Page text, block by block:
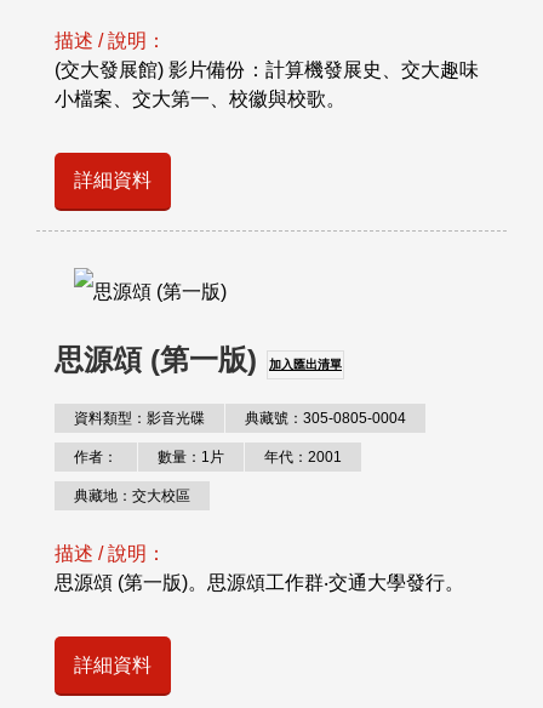
描述 / 說明：
(交大發展館) 影片備份：計算機發展史、交大趣味
小檔案、交大第一、校徽與校歌。
詳細資料
思源頌 (第一版) 加入匯出清單
資料類型：影音光碟 典藏號：305-0805-0004
作者： 數量：1片 年代：2001
典藏地：交大校區
描述 / 說明：
思源頌 (第一版)。思源頌工作群‧交通大學發行。
詳細資料